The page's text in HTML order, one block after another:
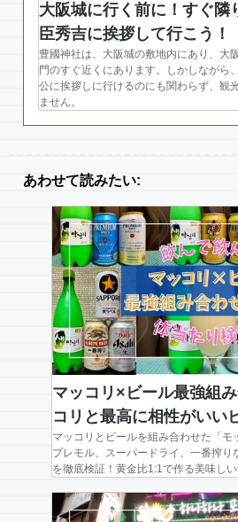
大阪城に行く前に！すぐ隣
臣秀吉に挨拶して行こう！
豊國神社は、大阪城の敷地内にあり、大
門のすぐ近くにあります。しかしながら
公に挨拶しに行けるのにも関わらず、観
ません。
あわせて読みたい:
マッコリ×ビール最強組
コリと最高に相性がいい
マッコリとビールを組み合わせた「モ
プレモル、スーパードライ、一番搾り
を徹底検証！黄金比1:1で作る美味しい